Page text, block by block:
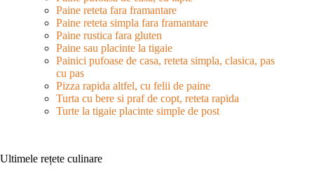
Paine reteta fara framantare
Paine reteta simpla fara framantare
Paine rustica fara gluten
Paine sau placinte la tigaie
Painici pufoase de casa, reteta simpla, clasica, pas
cu pas
Pizza rapida altfel, cu felii de paine
Turta cu bere si praf de copt, reteta rapida
Turte la tigaie placinte simple de post
Ultimele rețete culinare